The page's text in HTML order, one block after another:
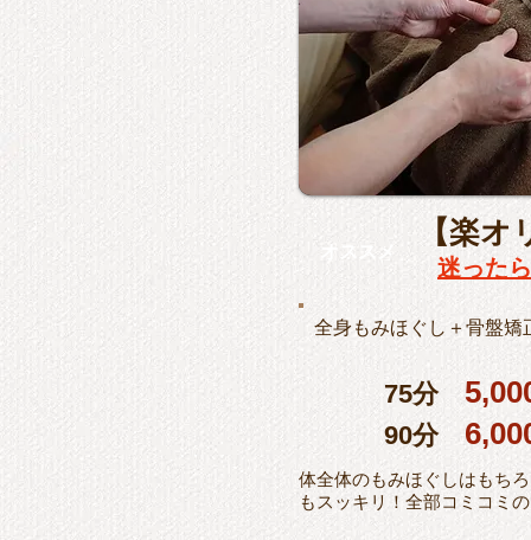
オススメ
【楽
迷った
全身もみほぐし＋骨盤矯
75分
90分
体全体のもみほぐしはもち
もスッキリ！全部コミコミ